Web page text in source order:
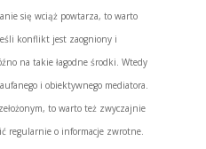
się wciąż powtarza, to warto
konflikt jest zaogniony i
na takie łagodne środki. Wtedy
i obiektywnego mediatora.
to warto też zwyczajnie
regularnie o informacje zwrotne.